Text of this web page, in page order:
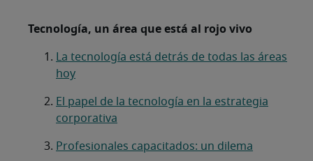
Tecnología, un área que está al rojo vivo
La tecnología está detrás de todas las áreas
hoy
El papel de la tecnología en la estrategia
corporativa
Profesionales capacitados: un dilema